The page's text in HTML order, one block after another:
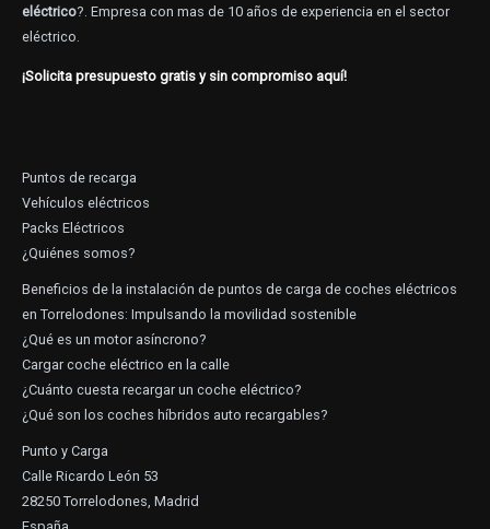
eléctrico?. Empresa con mas de 10 años de experiencia en el sector
eléctrico.
¡Solicita presupuesto gratis y sin compromiso aquí!
Puntos de recarga
Vehículos eléctricos
Packs Eléctricos
¿Quiénes somos?
Beneficios de la instalación de puntos de carga de coches eléctricos
en Torrelodones: Impulsando la movilidad sostenible
¿Qué es un motor asíncrono?
Cargar coche eléctrico en la calle
¿Cuánto cuesta recargar un coche eléctrico?
¿Qué son los coches híbridos auto recargables?
Punto y Carga
Calle Ricardo León 53
28250 Torrelodones, Madrid